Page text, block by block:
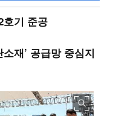
호기 준공
재’ 공급망 중심지